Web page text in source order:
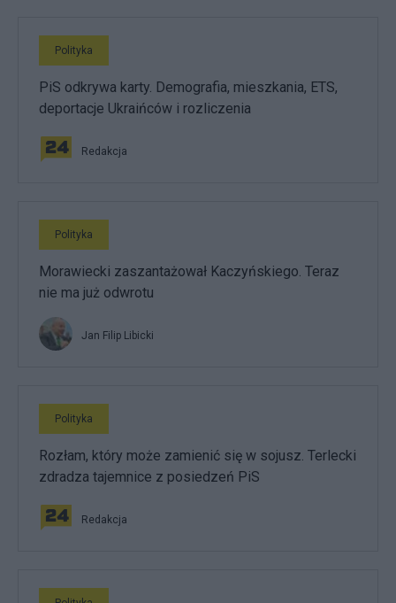
Polityka
PiS odkrywa karty. Demografia, mieszkania, ETS,
deportacje Ukraińców i rozliczenia
Redakcja
Polityka
Morawiecki zaszantażował Kaczyńskiego. Teraz
nie ma już odwrotu
Jan Filip Libicki
Polityka
Rozłam, który może zamienić się w sojusz. Terlecki
zdradza tajemnice z posiedzeń PiS
Redakcja